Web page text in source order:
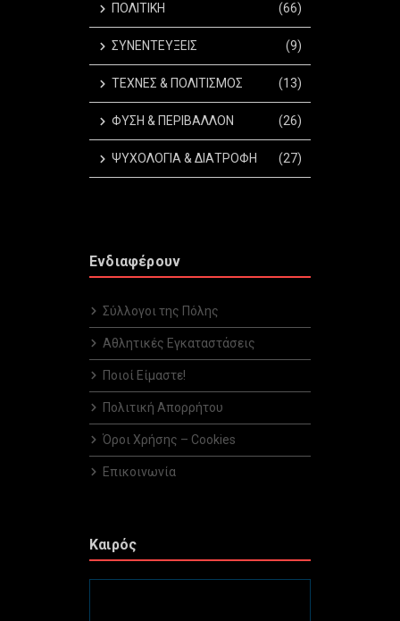
ΠΟΛΙΤΙΚΗ (66)
ΣΥΝΕΝΤΕΥΞΕΙΣ (9)
ΤΕΧΝΕΣ & ΠΟΛΙΤΙΣΜΟΣ (13)
ΦΥΣΗ & ΠΕΡΙΒΑΛΛΟΝ (26)
ΨΥΧΟΛΟΓΙΑ & ΔΙΑΤΡΟΦΗ (27)
Ενδιαφέρουν
Σύλλογοι της Πόλης
Αθλητικές Εγκαταστάσεις
Ποιοί Είμαστε!
Πολιτική Απορρήτου
Όροι Χρήσης – Cookies
Επικοινωνία
Καιρός